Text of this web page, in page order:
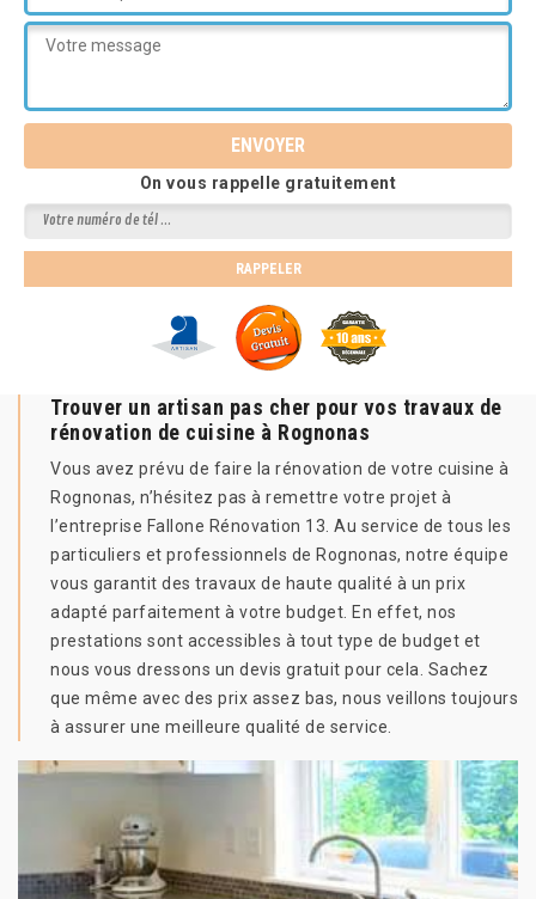
On vous rappelle gratuitement
Trouver un artisan pas cher pour vos travaux de
rénovation de cuisine à Rognonas
Vous avez prévu de faire la rénovation de votre cuisine à
Rognonas, n’hésitez pas à remettre votre projet à
l’entreprise Fallone Rénovation 13. Au service de tous les
particuliers et professionnels de Rognonas, notre équipe
vous garantit des travaux de haute qualité à un prix
adapté parfaitement à votre budget. En effet, nos
prestations sont accessibles à tout type de budget et
nous vous dressons un devis gratuit pour cela. Sachez
que même avec des prix assez bas, nous veillons toujours
à assurer une meilleure qualité de service.